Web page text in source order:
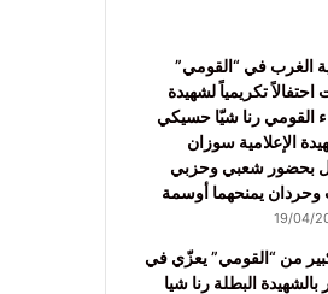
الغرب في “القومي”
احتفالاً تكريمياً لشهيدة
القومي رنا شيّا حسيكي
الإعلامية سوزان
بحضور شعبي وحزبي
وحردان يمنحهما أوسمة
19/04/
من “القومي” يعزّي في
بالشهيدة البطلة رنا شيا